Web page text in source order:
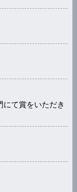
て賞をいただき